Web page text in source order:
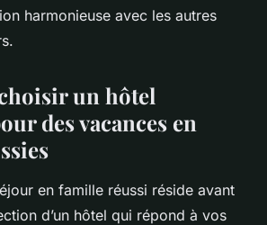
harmonieuse avec les autres
un hôtel
des vacances en
en famille réussi réside avant
d’un hôtel qui répond à vos